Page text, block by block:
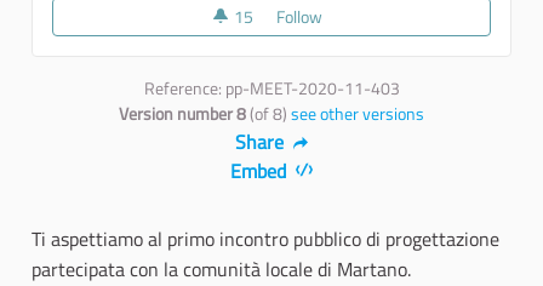
15 15 followers
Follow
Reference: pp-MEET-2020-11-403
Version number 8(of 8)see other versions
Share
Embed
Ti aspettiamo al primo incontro pubblico di progettazione
partecipata con la comunità locale di Martano.